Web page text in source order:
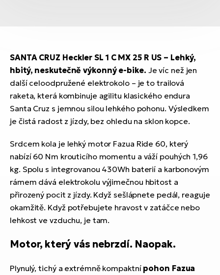
SANTA CRUZ Heckler SL 1 C MX 25 R US – Lehký,
hbitý, neskutečně výkonný e-bike. Je víc než jen
další celoodpružené elektrokolo – je to trailová
raketa, která kombinuje agilitu klasického endura
Santa Cruz s jemnou silou lehkého pohonu. Výsledkem
je čistá radost z jízdy, bez ohledu na sklon kopce.
Srdcem kola je lehký motor Fazua Ride 60, který
nabízí 60 Nm krouticího momentu a váží pouhých 1,96
kg. Spolu s integrovanou 430Wh baterií a karbonovým
rámem dává elektrokolu výjimečnou hbitost a
přirozený pocit z jízdy. Když sešlápnete pedál, reaguje
okamžitě. Když potřebujete hravost v zatáčce nebo
lehkost ve vzduchu, je tam.
Motor, který vás nebrzdí. Naopak.
Plynulý, tichý a extrémně kompaktní pohon Fazua